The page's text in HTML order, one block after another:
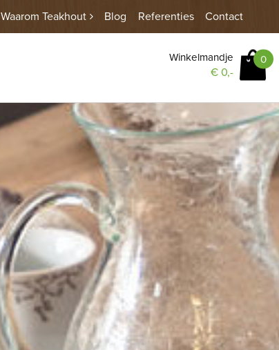
Waarom Teakhout Blog Referenties Contact
0
Winkelmandje
€ 0,-